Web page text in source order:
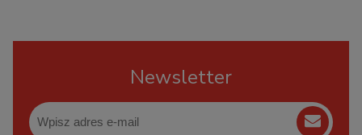
Newsletter